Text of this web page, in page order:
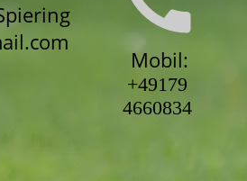
Mobil:
+49179
4660834